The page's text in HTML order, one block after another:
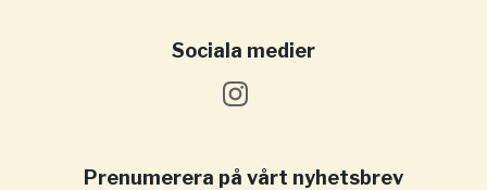
Sociala medier
Prenumerera på vårt nyhetsbrev